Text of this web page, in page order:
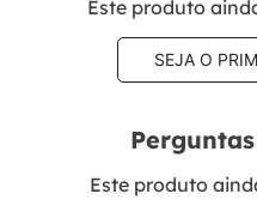
Este produto
SEJA O
Este produto